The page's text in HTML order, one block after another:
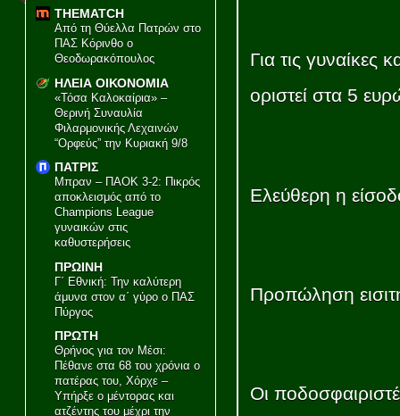
THEMATCH
Από τη Θύελλα Πατρών στο
ΠΑΣ Κόρινθο ο
Θεοδωρακόπουλος
ΗΛΕΙΑ ΟΙΚΟΝΟΜΙΑ
«Τόσα Καλοκαίρια» –
Θερινή Συναυλία
Φιλαρμονικής Λεχαινών
“Ορφεύς” την Κυριακή 9/8
ΠΑΤΡΙΣ
Μπραν – ΠΑΟΚ 3-2: Πικρός
αποκλεισμός από το
Champions League
γυναικών στις
καθυστερήσεις
ΠΡΩΙΝΗ
Γ΄ Εθνική: Την καλύτερη
άμυνα στον α΄ γύρο ο ΠΑΣ
Πύργος
ΠΡΩΤΗ
Θρήνος για τον Μέσι:
Πέθανε στα 68 του χρόνια ο
πατέρας του, Χόρχε –
Υπήρξε ο μέντορας και
ατζέντης του μέχρι την
Για τις γυναίκες
οριστεί στα 5
Ελεύθερη η
Προπώληση
Οι